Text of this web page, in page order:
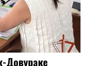
Довураке